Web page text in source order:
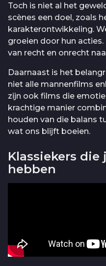
Toch is niet al het
scènes een doel, zoals
karakterontwikkeling.
groeien door hun
van recht en onrecht
Daarnaast is het
niet alle mannenfilms
zijn ook films die
krachtige manier
houden van die balans
wat ons blijft boeien.
Klassiekers
hebben